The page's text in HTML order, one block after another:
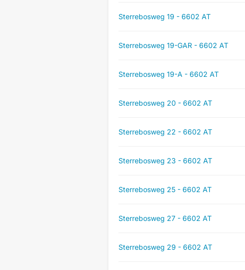
Sterrebosweg 19 - 6602 AT
Sterrebosweg 19-GAR - 6602 AT
Sterrebosweg 19-A - 6602 AT
Sterrebosweg 20 - 6602 AT
Sterrebosweg 22 - 6602 AT
Sterrebosweg 23 - 6602 AT
Sterrebosweg 25 - 6602 AT
Sterrebosweg 27 - 6602 AT
Sterrebosweg 29 - 6602 AT